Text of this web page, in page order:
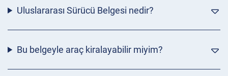
Uluslararası Sürücü Belgesi nedir?
Bu belgeyle araç kiralayabilir miyim?